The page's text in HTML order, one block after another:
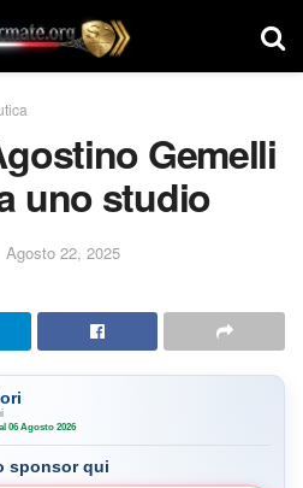
Gemelli
uno studio
Agosto 22, 2025
06 Agosto 2026
sponsor qui